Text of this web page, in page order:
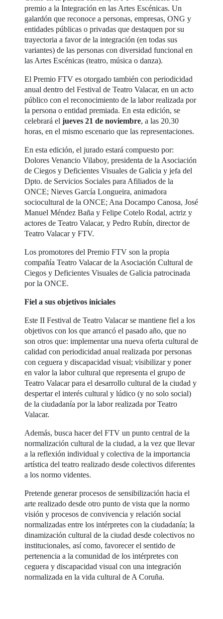
premio a la Integración en las Artes Escénicas. Un
galardón que reconoce a personas, empresas, ONG y
entidades públicas o privadas que destaquen por su
trayectoria a favor de la integración (en todas sus
variantes) de las personas con diversidad funcional en
las Artes Escénicas (teatro, música o danza).
El Premio FTV es otorgado también con periodicidad
anual dentro del Festival de Teatro Valacar, en un acto
público con el reconocimiento de la labor realizada por
la persona o entidad premiada. En esta edición, se
celebrará eljueves 21 de noviembre, a las 20.30
horas, en el mismo escenario que las representaciones.
En esta edición, el jurado estará compuesto por:
Dolores Venancio Vilaboy, presidenta de la Asociación
de Ciegos y Deficientes Visuales de Galicia y jefa del
Dpto. de Servicios Sociales para Afiliados de la
ONCE; Nieves García Longueira, animadora
sociocultural de la ONCE; Ana Docampo Canosa, José
Manuel Méndez Baña y Felipe Cotelo Rodal, actriz y
actores de Teatro Valacar, y Pedro Rubín, director de
Teatro Valacar y FTV.
Los promotores del Premio FTV son la propia
compañía Teatro Valacar de la Asociación Cultural de
Ciegos y Deficientes Visuales de Galicia patrocinada
por la ONCE.
Fiel a sus objetivos iniciales
Este II Festival de Teatro Valacar se mantiene fiel a los
objetivos con los que arrancó el pasado año, que no
son otros que: implementar una nueva oferta cultural de
calidad con periodicidad anual realizada por personas
con ceguera y discapacidad visual; visibilizar y poner
en valor la labor cultural que representa el grupo de
Teatro Valacar para el desarrollo cultural de la ciudad y
despertar el interés cultural y lúdico (y no solo social)
de la ciudadanía por la labor realizada por Teatro
Valacar.
Además, busca hacer del FTV un punto central de la
normalización cultural de la ciudad, a la vez que llevar
a la reflexión individual y colectiva de la importancia
artística del teatro realizado desde colectivos diferentes
a los normo videntes.
Pretende generar procesos de sensibilización hacia el
arte realizado desde otro punto de vista que la normo
visión y procesos de convivencia y relación social
normalizadas entre los intérpretes con la ciudadanía; la
dinamización cultural de la ciudad desde colectivos no
institucionales, así como, favorecer el sentido de
pertenencia a la comunidad de los intérpretes con
ceguera y discapacidad visual con una integración
normalizada en la vida cultural de A Coruña.